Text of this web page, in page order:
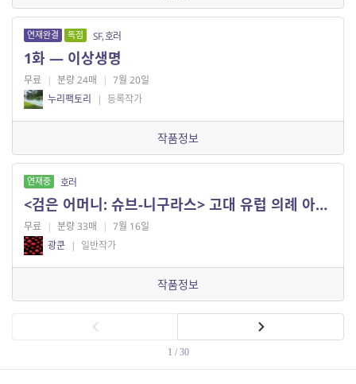
연재완결 독점 SF, 호러
1화 — 이상생명
무료 | 분량 24매 | 7월 20일
누리팩토리
| 등록작가
작품정보
연재중 호러
<검은 어머니: 슈브-니구라스> 고대 유럽 의례 아카이브 파편
무료 | 분량 33매 | 7월 16일
광쿤 | 일반작가
작품정보
1 / 30